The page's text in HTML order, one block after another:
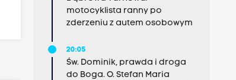
motocyklista ranny po
zderzeniu z autem osobowym
20:05
Św. Dominik, prawda i droga
do Boga. O. Stefan Maria